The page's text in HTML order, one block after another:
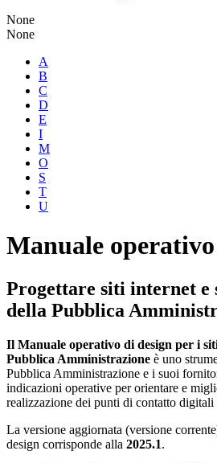
None
None
A
B
C
D
E
I
M
O
S
T
U
Manuale
Progettare siti internet
della Pubblica
Il Manuale operativo di design per i
Pubblica Amministrazione è uno
Pubblica Amministrazione e i suoi
indicazioni operative per orientare e
realizzazione dei punti di contatto digitali
La versione aggiornata (versione
design corrisponde alla 2025.1.